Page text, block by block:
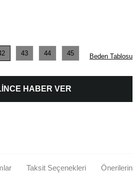
43 44 45 Beden Tablosu
HABER VER
Taksit Seçenekleri Önerileriniz